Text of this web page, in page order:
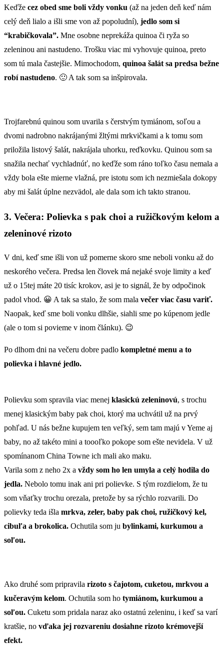
Keďže cez obed sme boli vždy vonku (až na jeden deň keď nám
celý deň lialo a išli sme von až popoludní), jedlo som si
“krabičkovala”. Mne osobne neprekáža quinoa či ryža so
zeleninou ani nastudeno. Trošku viac mi vyhovuje quinoa, preto
som tú mala častejšie. Mimochodom, quinoa šalát sa predsa bežne
robí nastudeno. 🙂 A tak som sa inšpirovala.
Trojfarebnú quinou som uvarila s čerstvým tymiánom, soľou a
dvomi nadrobno nakrájanými žltými mrkvičkami a k tomu som
priložila listový šalát, nakrájala uhorku, reďkovku. Quinou som sa
snažila nechať vychladnúť, no keďže som ráno toľko času nemala a
vždy bola ešte mierne vlažná, pre istotu som ich nezmiešala dokopy
aby mi šalát úplne nezvädol, ale dala som ich takto stranou.
3. Večera: Polievka s pak choi a ružičkovým kelom a
zeleninové rizoto
V dni, keď sme išli von už pomerne skoro sme neboli vonku až do
neskorého večera. Predsa len človek má nejaké svoje limity a keď
už o 15tej máte 20 tisíc krokov, asi je to signál, že by odpočinok
padol vhod. 😀 A tak sa stalo, že som mala večer viac času variť.
Naopak, keď sme boli vonku dlhšie, siahli sme po kúpenom jedle
(ale o tom si povieme v inom článku). 😉
Po dlhom dni na večeru dobre padlo kompletné menu a to
polievka i hlavné jedlo.
Polievku som spravila viac menej klasickú zeleninovú, s trochu
menej klasickým baby pak choi, ktorý ma uchvátil už na prvý
pohľad. U nás bežne kupujem ten veľký, sem tam majú v Yeme aj
baby, no až takéto mini a toooľko pokope som ešte nevidela. V už
spomínanom China Towne ich mali ako maku.
Varila som z neho 2x a vždy som ho len umyla a celý hodila do
jedla. Nebolo tomu inak ani pri polievke. S tým rozdielom, že tu
som vňaťky trochu orezala, pretože by sa rýchlo rozvarili. Do
polievky teda išla mrkva, zeler, baby pak choi, ružičkový kel,
cibuľa a brokolica. Ochutila som ju bylinkami, kurkumou a
soľou.
Ako druhé som pripravila rizoto s čajotom, cuketou, mrkvou a
kučeravým kelom. Ochutila som ho tymiánom, kurkumou a
soľou. Cuketu som pridala naraz ako ostatnú zeleninu, i keď sa varí
kratšie, no vďaka jej rozvareniu dosiahne rizoto krémovejší
efekt.